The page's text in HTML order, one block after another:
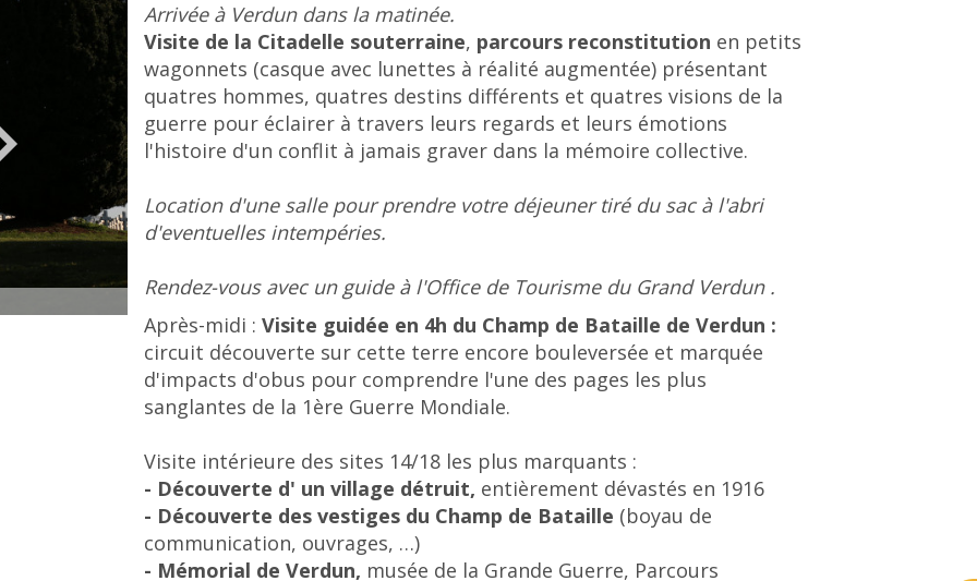
Arrivée à Verdun dans la matinée.
Visite de la Citadelle souterraine, parcours reconstitution en petits
wagonnets (casque avec lunettes à réalité augmentée) présentant
quatres hommes, quatres destins différents et quatres visions de la
guerre pour éclairer à travers leurs regards et leurs émotions
l'histoire d'un conflit à jamais graver dans la mémoire collective.
Location d'une salle pour prendre votre déjeuner tiré du sac à l'abri
d'eventuelles intempéries.
Rendez-vous avec un guide à l'Office de Tourisme du Grand Verdun .
Après-midi : Visite guidée en 4h du Champ de Bataille de Verdun :
circuit découverte sur cette terre encore bouleversée et marquée
d'impacts d'obus pour comprendre l'une des pages les plus
sanglantes de la 1ère Guerre Mondiale.
Visite intérieure des sites 14/18 les plus marquants :
- Découverte d' un village détruit, entièrement dévastés en 1916
- Découverte des vestiges du Champ de Bataille (boyau de
communication, ouvrages, …)
- Mémorial de Verdun, musée de la Grande Guerre, Parcours